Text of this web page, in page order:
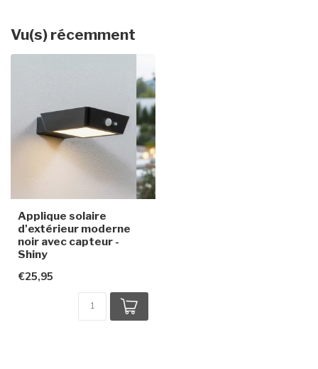
Vu(s) récemment
Applique solaire
d'extérieur moderne
noir avec capteur -
Shiny
€25,95